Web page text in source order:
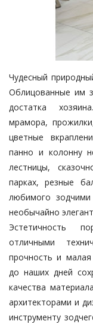
Объявления
Чудесный
Облицованные им
достатка
мрамора,
цветные
панно и колонну
лестницы,
парках, резные
любимого
необычайно
Эстетичность
отличными
прочность и малая
до наших дней
качества
архитекторами и
инструменту